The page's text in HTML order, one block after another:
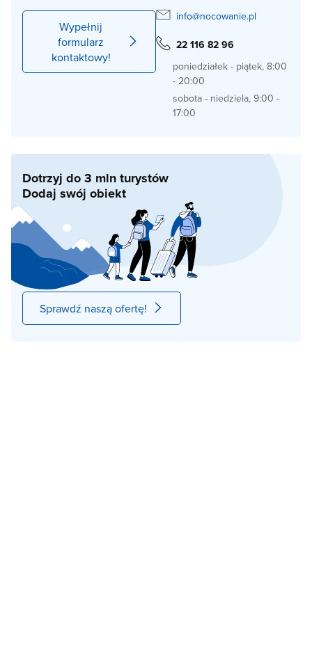
Wypełnij
formularz
kontaktowy!
info@nocowanie.pl
22 116 82 96
poniedziałek - piątek, 8:00
- 20:00
sobota - niedziela, 9:00 -
17:00
Dotrzyj do 3 mln turystów
Dodaj swój obiekt
Sprawdź naszą ofertę!